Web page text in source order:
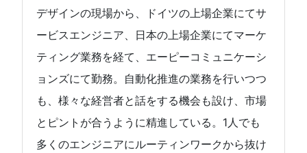
デザインの現場から、ドイツの上場企業にてサ
ービスエンジニア、日本の上場企業にてマーケ
ティング業務を経て、エーピーコミュニケーシ
ョンズにて勤務。自動化推進の業務を行いつつ
も、様々な経営者と話をする機会も設け、市場
とピントが合うように精進している。1人でも
多くのエンジニアにルーティンワークから抜け